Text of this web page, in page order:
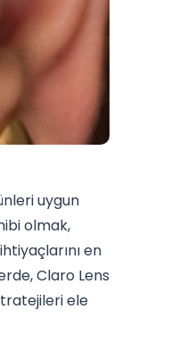
uygun
olmak,
en
Claro Lens
ele